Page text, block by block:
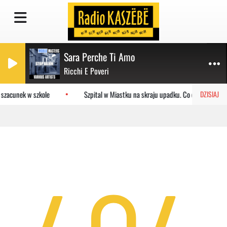
Sara Perche Ti Amo
Ricchi E Poveri
DZISIAJ
w szkole Szpital w Miastku na skraju upadku. Co czeka